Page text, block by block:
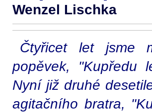
Wenzel Lischka
Čtyřicet let jsme
popěvek, "Kupředu
Nyní již druhé
agitačního bratra,